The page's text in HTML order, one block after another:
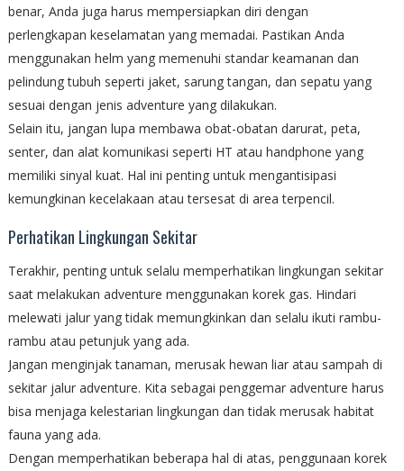
benar, Anda juga harus mempersiapkan diri dengan
perlengkapan keselamatan yang memadai. Pastikan Anda
menggunakan helm yang memenuhi standar keamanan dan
pelindung tubuh seperti jaket, sarung tangan, dan sepatu yang
sesuai dengan jenis adventure yang dilakukan.
Selain itu, jangan lupa membawa obat-obatan darurat, peta,
senter, dan alat komunikasi seperti HT atau handphone yang
memiliki sinyal kuat. Hal ini penting untuk mengantisipasi
kemungkinan kecelakaan atau tersesat di area terpencil.
Perhatikan Lingkungan Sekitar
Terakhir, penting untuk selalu memperhatikan lingkungan sekitar
saat melakukan adventure menggunakan korek gas. Hindari
melewati jalur yang tidak memungkinkan dan selalu ikuti rambu-
rambu atau petunjuk yang ada.
Jangan menginjak tanaman, merusak hewan liar atau sampah di
sekitar jalur adventure. Kita sebagai penggemar adventure harus
bisa menjaga kelestarian lingkungan dan tidak merusak habitat
fauna yang ada.
Dengan memperhatikan beberapa hal di atas, penggunaan korek